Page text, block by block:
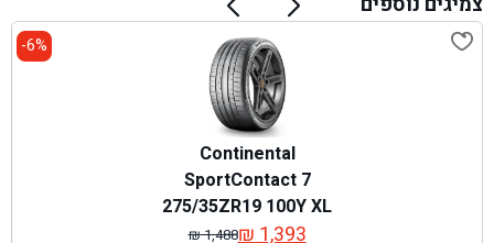
6%-
Continental
SportContact 7
275/35ZR19 100Y XL
₪1,488₪1,393